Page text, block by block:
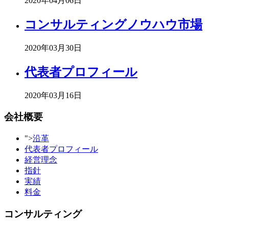
コンサルティングノウハウ市場
2020年03月30日
代表者プロフィール
2020年03月16日
会社概要
">沿革
代表者プロフィール
経営理念
指針
実績
料金
コンサルティング